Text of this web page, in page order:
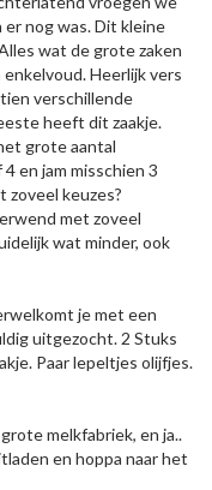
nog was. Dit kleine
wat de grote zaken
Heerlijk vers
verschillende
heeft dit zaakje.
grote aantal
en jam misschien 3
zoveel keuzes?
met zoveel
wat minder, ook
je met een
uitgezocht. 2 Stuks
Paar lepeltjes olijfjes.
melkfabriek, en ja..
en hoppa naar het